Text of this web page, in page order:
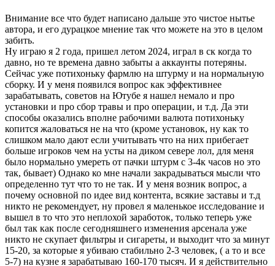
Внимание все что будет написано дальше это чистое нытье
автора, и его дурацкое мнение так что можете на это в целом
забить.
Ну играю я 2 года, пришел летом 2024, играл в ск когда то
давно, но те времена давно забыты а аккаунты потеряны.
Сейчас уже потихоньку фармлю на штурму и на нормальную
сборку. И у меня появился вопрос как эффективнее
зарабатывать, советов на Ютубе я нашел немало и про
установки и про сбор травы и про операции, и т.д. Да эти
способы оказались вполне рабочими валюта потихоньку
копится жаловаться не на что (кроме установок, ну как то
слишком мало дают если учитывать что на них прибегает
больше игроков чем на усты на диком севере лол, для меня
было нормально умереть от пачки штурм с 3-4к часов но это
так, бывает) Однако ко мне начали закрадываться мысли что
определенно тут что то не так. И у меня возник вопрос, а
почему основной по идее вид контента, всякие заставы и т.д
никто не рекомендует, ну провел я маленькое исследование и
вышел в то что это неплохой заработок, только теперь уже
был так как после сегодняшнего изменения арсенала уже
никто не скупает фильтры и сигареты, и выходит что за минут
15-20, за которые я убиваю стабильно 2-3 человек, ( а то и все
5-7) на кузне я зарабатываю 160-170 тысяч. И я действительно